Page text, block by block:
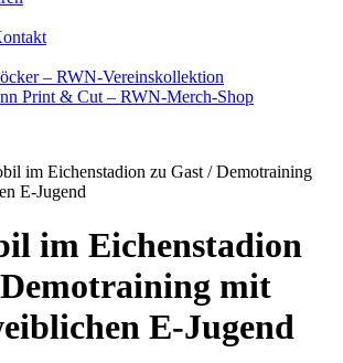
– RWN-Vereinskollektion
Print & Cut – RWN-Merch-Shop
im Eichenstadion zu Gast / Demotraining
E-Jugend
im Eichenstadion
mit
E-Jugend